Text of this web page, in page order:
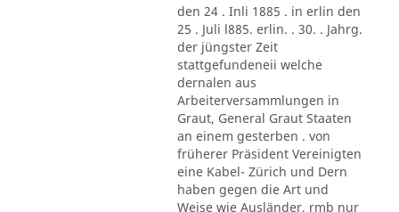
den 24 . Inli 1885 . in erlin den
25 . Juli l885. erlin. . 30. . Jahrg.
der jüngster Zeit
stattgefundeneii welche
dernalen aus
Arbeiterversammlungen in
Graut, General Graut Staaten
an einem gesterben . von
früherer Präsident Vereinigten
eine Kabel- Zürich und Dern
haben gegen die Art und
Weise wie Ausländer, rmb nur